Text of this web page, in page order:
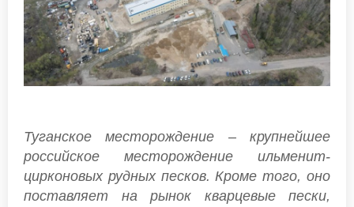
Туганское месторождение – крупнейшее
российское месторождение ильменит-
цирконовых рудных песков. Кроме того, оно
поставляет на рынок кварцевые пески,